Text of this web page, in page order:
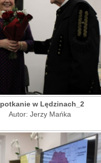
w Lędzinach_2
Autor: Jerzy Mańka